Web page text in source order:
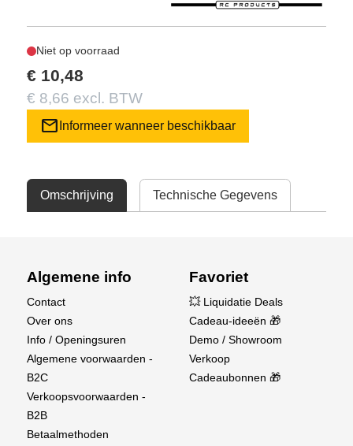
Niet op voorraad
€ 10,48
€ 8,66 excl. BTW
mail Informeer wanneer beschikbaar
Omschrijving Technische Gegevens
Algemene info
Contact
Over ons
Info / Openingsuren
Algemene voorwaarden -
B2C
Verkoopsvoorwaarden -
B2B
Betaalmethoden
Favoriet
💥 Liquidatie Deals
Cadeau-ideeën 🎁
Demo / Showroom
Verkoop
Cadeaubonnen 🎁